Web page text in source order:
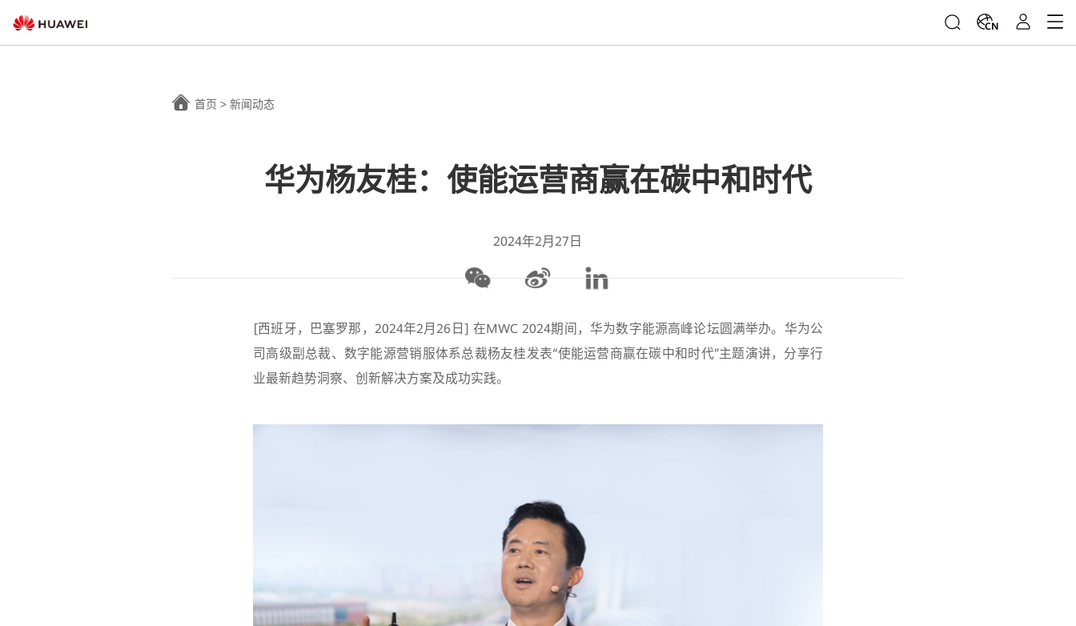
CN
首页 >新闻动态
华为杨友桂：使能运营商赢在碳中和时代
2024年2月27日
[西班牙，巴塞罗那，2024年2月26日] 在MWC 2024期间，华为数字能源高峰论坛圆满举办。华为公
司高级副总裁、数字能源营销服体系总裁杨友桂发表“使能运营商赢在碳中和时代”主题演讲，分享行
业最新趋势洞察、创新解决方案及成功实践。